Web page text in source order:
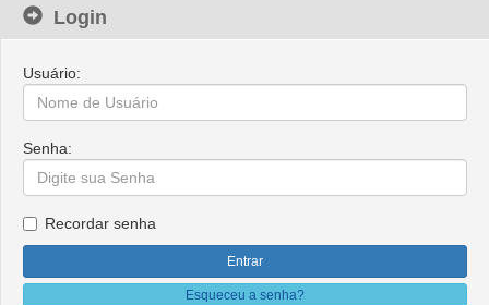
Login
Usuário:
Senha:
Recordar senha
Esqueceu a senha?